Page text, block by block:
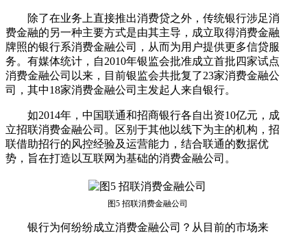
除了在业务上直接推出消费贷之外，传统银行涉足消
费金融的另一种主要方式是由其主导，成立取得消费金融
牌照的银行系消费金融公司，从而为用户提供更多信贷服
务。有媒体统计，自2010年银监会批准成立首批四家试点
消费金融公司以来，目前银监会共批复了23家消费金融公
司，其中18家消费金融公司主发起人来自银行。
如2014年，中国联通和招商银行各自出资10亿元，成
立招联消费金融公司。区别于其他以线下为主的机构，招
联借助招行的风控经验及运营能力，结合联通的数据优
势，旨在打造以互联网为基础的消费金融公司。
图5 招联消费金融公司
银行为何纷纷成立消费金融公司？从目前的市场来